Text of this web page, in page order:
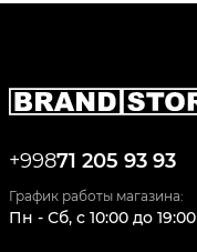
+99871 205 93 93
График работы магазина:
Пн - Сб, c 10:00 до 19:00